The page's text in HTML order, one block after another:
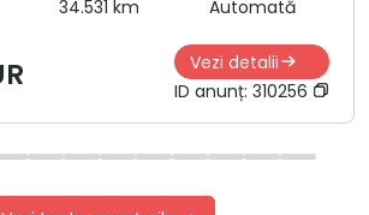
34.531 km Automată
Vezi detalii
ID anunț: 310256